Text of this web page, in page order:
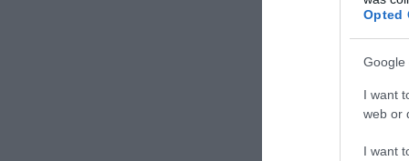
Opted
Google
I want
web or
I want